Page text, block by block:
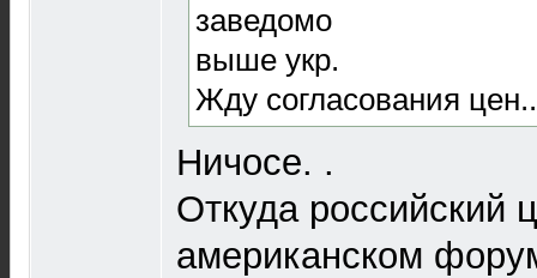
заведомо
выше укр.
Жду согласования
Ничосе. .
Откуда российский
американском